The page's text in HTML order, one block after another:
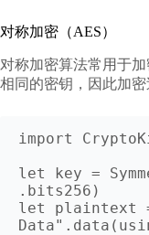
对称加密（AES）
对称加密算法常用于
相同的密钥，因此加密
import
let key =
.bits256)
let plaintext